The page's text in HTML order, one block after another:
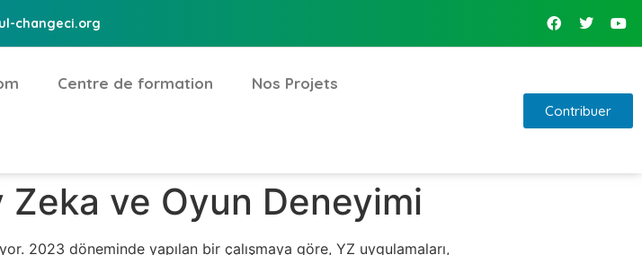
changeci.org
Centre de formation Nos Projets
Contribuer
ve Oyun Deneyimi
2023 döneminde yapılan bir çalışmaya göre, YZ uygulamaları,